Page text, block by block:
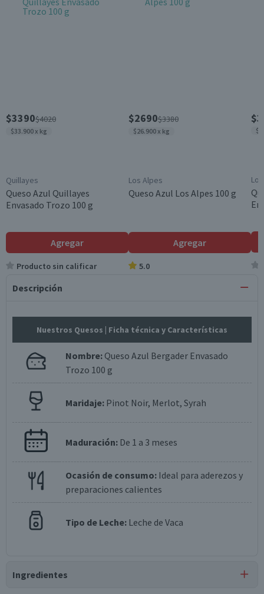
$3390$4020
$33.900 x kg
Quillayes
Queso Azul Quillayes
Envasado Trozo 100 g
Agregar
Producto sin calificar
$2690$3380
$26.900 x kg
Los Alpes
Queso Azul Los Alpes 100 g
Agregar
5.0
Descripción
Nuestros Quesos | Ficha técnica y Características
Nombre: Queso Azul Bergader Envasado
Trozo 100 g
Maridaje: Pinot Noir, Merlot, Syrah
Maduración: De 1 a 3 meses
Ocasión de consumo: Ideal para aderezos y
preparaciones calientes
Tipo de Leche: Leche de Vaca
Ingredientes